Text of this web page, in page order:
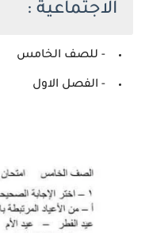
الاجتماعية :
- للصف الخامس
- الفصل الاول